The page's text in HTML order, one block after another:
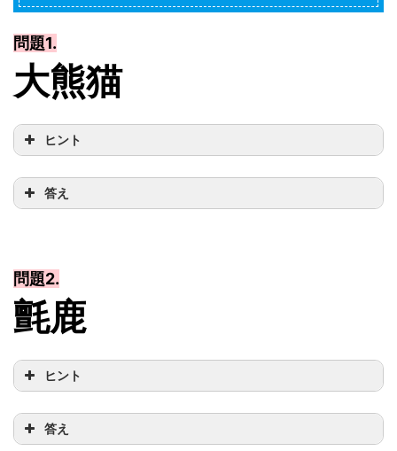
問題1.
大熊猫
ヒント
答え
問題2.
氈鹿
ヒント
答え